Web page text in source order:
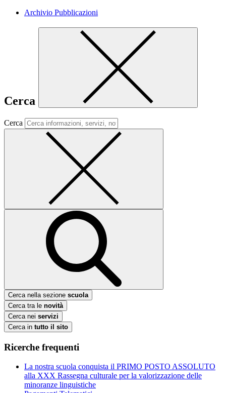
Archivio Pubblicazioni
Cerca
Cerca
Cerca nella sezione scuola
Cerca tra le novità
Cerca nei servizi
Cerca in tutto il sito
Ricerche frequenti
La nostra scuola conquista il PRIMO POSTO ASSOLUTO
alla XXX Rassegna culturale per la valorizzazione delle
minoranze linguistiche